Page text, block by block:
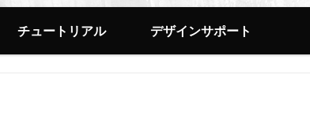
チュートリアル デザインサポート